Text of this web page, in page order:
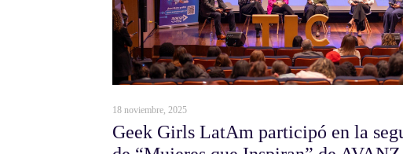
18 noviembre, 2025
Geek Girls LatAm participó en la